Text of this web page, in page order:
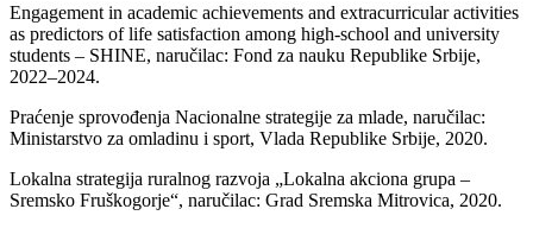
Engagement in academic achievements and extracurricular activities
as predictors of life satisfaction among high-school and university
students – SHINE, naručilac: Fond za nauku Republike Srbije,
2022–2024.
Praćenje sprovođenja Nacionalne strategije za mlade, naručilac:
Ministarstvo za omladinu i sport, Vlada Republike Srbije, 2020.
Lokalna strategija ruralnog razvoja „Lokalna akciona grupa –
Sremsko Fruškogorje“, naručilac: Grad Sremska Mitrovica, 2020.